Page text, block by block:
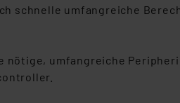
schnelle umfangreiche
nötige, umfangreiche